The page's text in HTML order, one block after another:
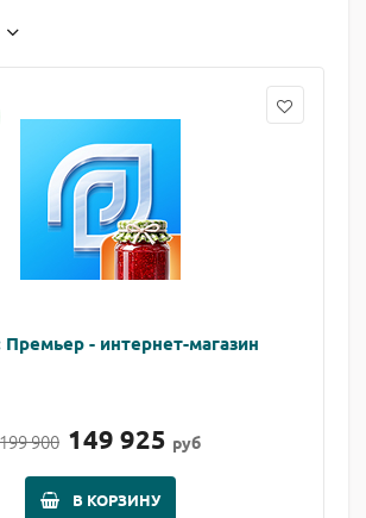
- интернет-магазин
199 900 149 925 руб
В КОРЗИНУ